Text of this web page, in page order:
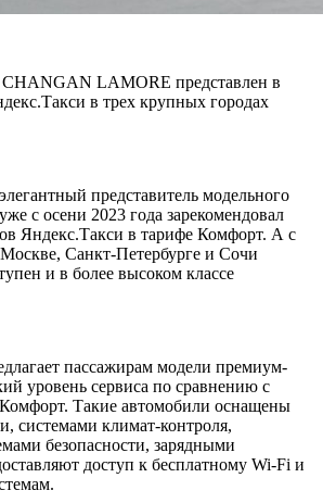
CHANGAN LAMORE представлен в
в трех крупных городах
представитель модельного
с осени 2023 года зарекомендовал
Яндекс.Такси в тарифе Комфорт. А с
Санкт-Петербурге и Сочи
и в более высоком классе
пассажирам модели премиум-
уровень сервиса по сравнению с
Такие автомобили оснащены
системами климат-контроля,
безопасности, зарядными
доступ к бесплатному Wi-Fi и